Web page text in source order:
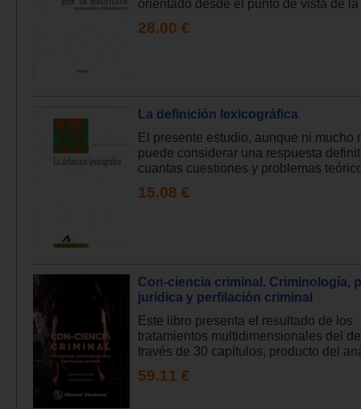
orientado desde el punto de vista de la
28.00 €
La definición lexicográfica
El presente estudio, aunque ni mucho
puede considerar una respuesta
cuantas cuestiones y problemas
15.08 €
Con-ciencia criminal. Criminología,
jurídica y perfilación criminal
Este libro presenta el resultado de los
tratamientos multidimensionales del
través de 30 capítulos, producto del
59.11 €